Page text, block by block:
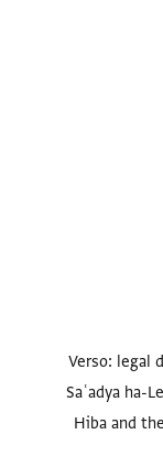
Verso: legal
Saʿadya
Hiba and